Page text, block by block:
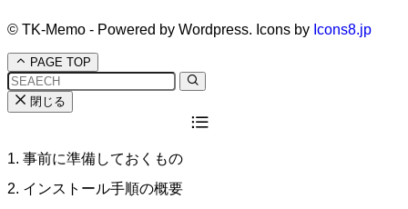
© TK-Memo - Powered by Wordpress. Icons by Icons8.jp
PAGE TOP
閉じる
1. 事前に準備しておくもの
2. インストール手順の概要